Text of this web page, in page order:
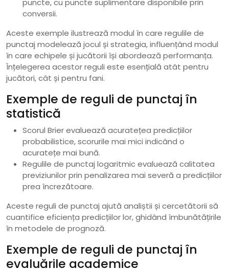
puncte, cu puncte suplimentare disponibile prin
conversii.
Aceste exemple ilustrează modul în care regulile de
punctaj modelează jocul și strategia, influențând modul
în care echipele și jucătorii își abordează performanța.
Înțelegerea acestor reguli este esențială atât pentru
jucători, cât și pentru fani.
Exemple de reguli de punctaj în
statistică
Scorul Brier evaluează acuratețea predicțiilor
probabilistice, scorurile mai mici indicând o
acuratețe mai bună.
Regulile de punctaj logaritmic evaluează calitatea
previziunilor prin penalizarea mai severă a predicțiilor
prea încrezătoare.
Aceste reguli de punctaj ajută analiștii și cercetătorii să
cuantifice eficiența predicțiilor lor, ghidând îmbunătățirile
în metodele de prognoză.
Exemple de reguli de punctaj în
evaluările academice